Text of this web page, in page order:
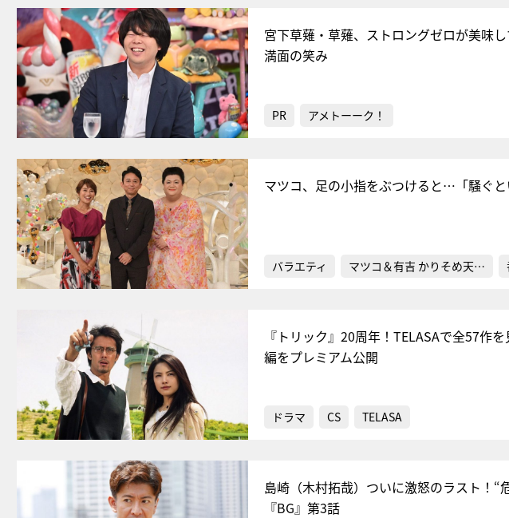
宮下草薙・草薙、ストロングゼロが美味
満面の笑み
PR アメトーーク！
マツコ、足の小指をぶつけると…「騒ぐと
バラエティ マツコ＆有吉 かりそめ天…
『トリック』20周年！TELASAで全57作
編をプレミアム公開
ドラマ CS TELASA
島崎（木村拓哉）ついに激怒のラスト！
『BG』第3話